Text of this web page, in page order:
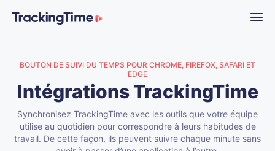
BOUTON DE SUIVI DU TEMPS POUR CHROME, FIREFOX, SAFARI ET
EDGE
Intégrations TrackingTime
Synchronisez TrackingTime avec les outils que votre équipe
utilise au quotidien pour correspondre à leurs habitudes de
travail. De cette façon, ils peuvent suivre chaque minute sans